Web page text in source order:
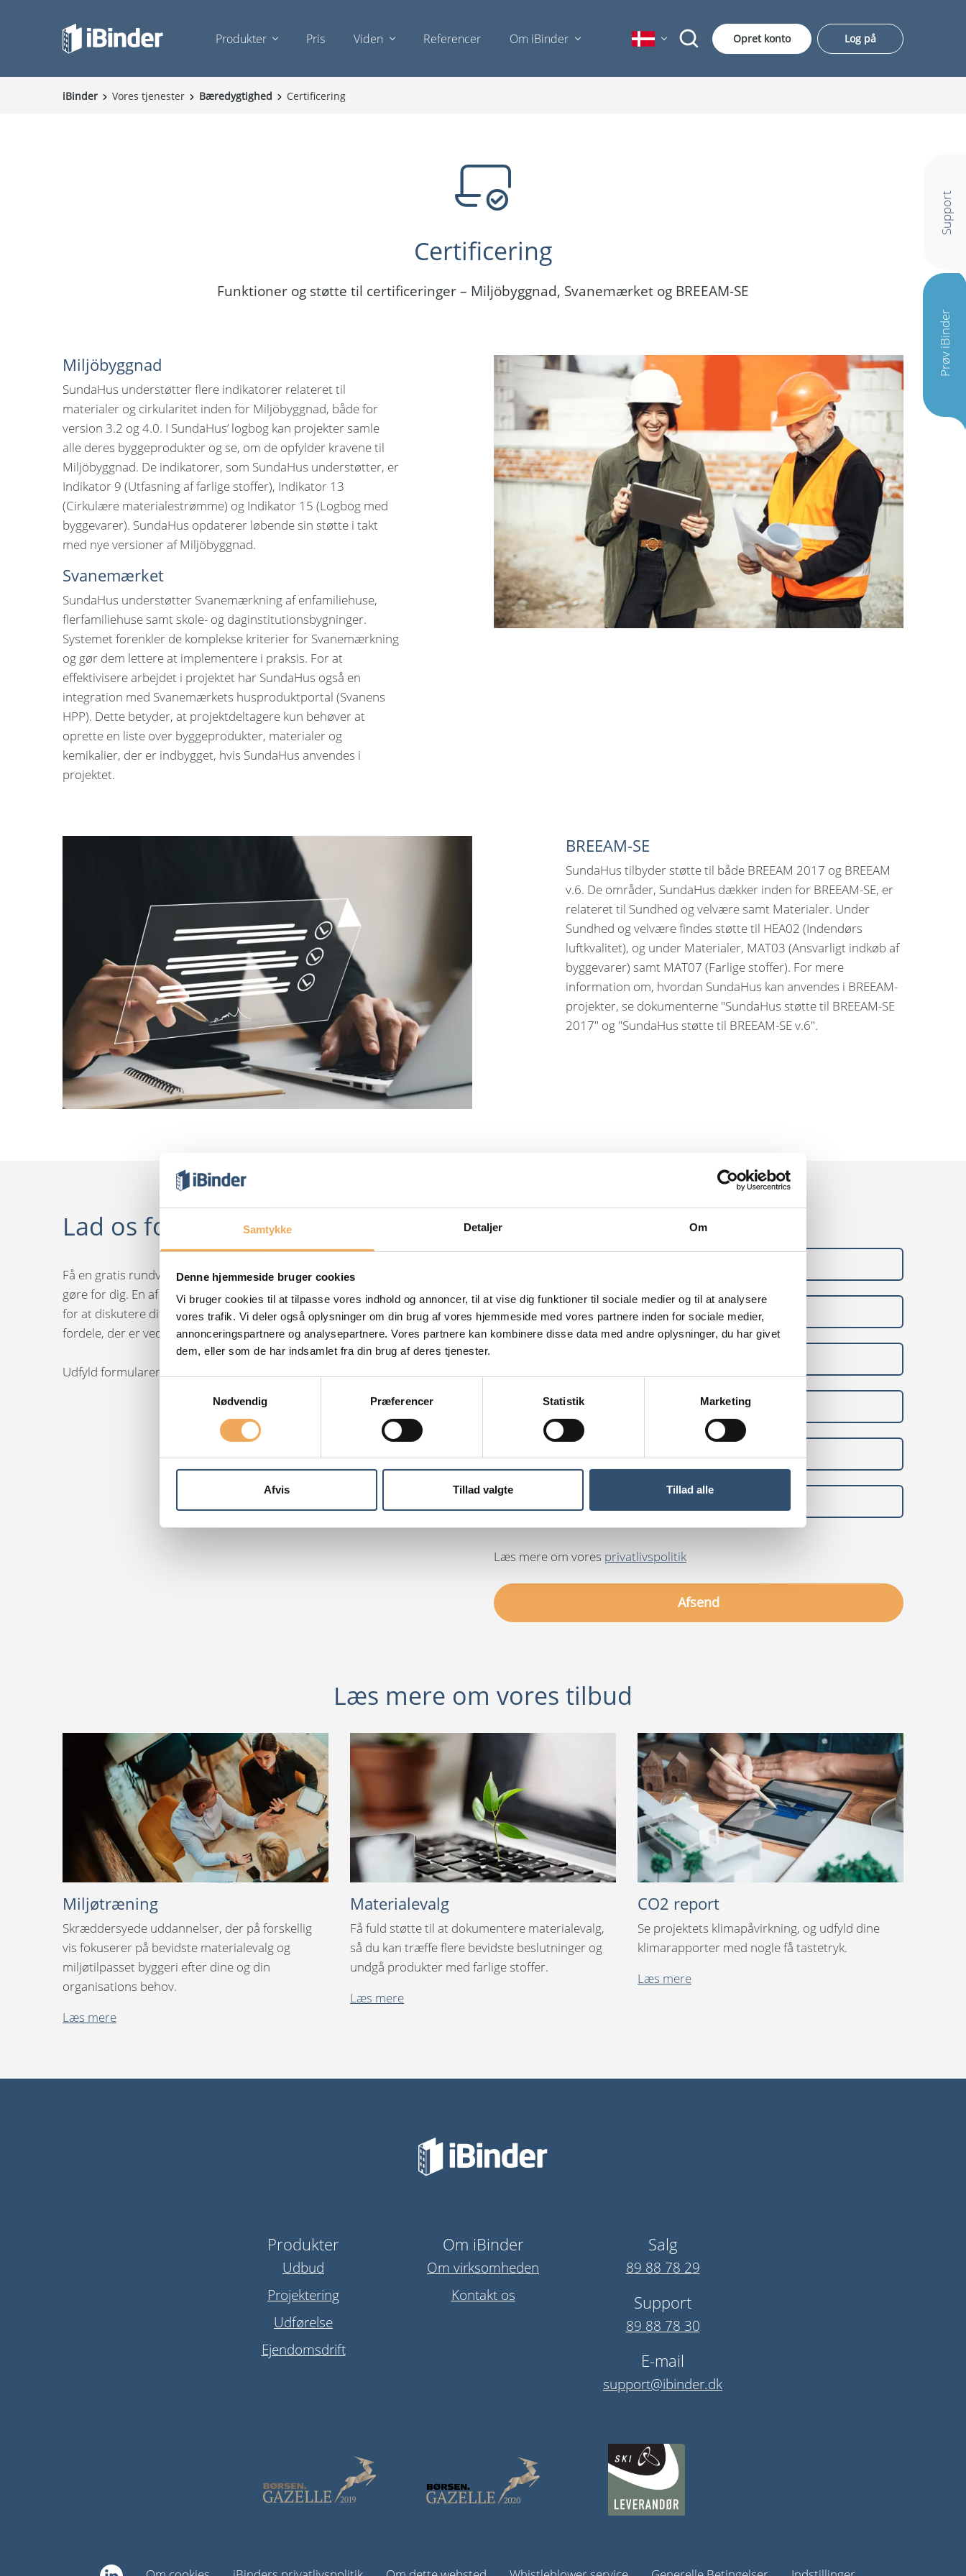
Samtykke Detaljer Om
Denne hjemmeside bruger cookies
Vi bruger cookies til at tilpasse vores indhold og annoncer, til at vise dig funktioner til sociale medier og til at analysere
vores trafik. Vi deler også oplysninger om din brug af vores hjemmeside med vores partnere inden for sociale medier,
annonceringspartnere og analysepartnere. Vores partnere kan kombinere disse data med andre oplysninger, du har givet
dem, eller som de har indsamlet fra din brug af deres tjenester.
Nødvendig
Præferencer Statistik Marketing
Afvis Tillad valgte Tillad alle
Produkter Pris Viden Referencer Om iBinder Opret konto Log på
iBinder Vores tjenester Bæredygtighed Certificering
Certificering
Funktioner og støtte til certificeringer – Miljöbyggnad, Svanemærket og BREEAM-SE
Miljöbyggnad
SundaHus understøtter flere indikatorer relateret til
materialer og cirkularitet inden for Miljöbyggnad, både for
version 3.2 og 4.0. I SundaHus’ logbog kan projekter samle
alle deres byggeprodukter og se, om de opfylder kravene til
Miljöbyggnad. De indikatorer, som SundaHus understøtter, er
Indikator 9 (Utfasning af farlige stoffer), Indikator 13
(Cirkulære materialestrømme) og Indikator 15 (Logbog med
byggevarer). SundaHus opdaterer løbende sin støtte i takt
med nye versioner af Miljöbyggnad.
Svanemærket
SundaHus understøtter Svanemærkning af enfamiliehuse,
flerfamiliehuse samt skole- og daginstitutionsbygninger.
Systemet forenkler de komplekse kriterier for Svanemærkning
og gør dem lettere at implementere i praksis. For at
effektivisere arbejdet i projektet har SundaHus også en
integration med Svanemærkets husproduktportal (Svanens
HPP). Dette betyder, at projektdeltagere kun behøver at
oprette en liste over byggeprodukter, materialer og
kemikalier, der er indbygget, hvis SundaHus anvendes i
projektet.
BREEAM-SE
SundaHus tilbyder støtte til både BREEAM 2017 og BREEAM
v.6. De områder, SundaHus dækker inden for BREEAM-SE, er
relateret til Sundhed og velvære samt Materialer. Under
Sundhed og velvære findes støtte til HEA02 (Indendørs
luftkvalitet), og under Materialer, MAT03 (Ansvarligt indkøb af
byggevarer) samt MAT07 (Farlige stoffer). For mere
information om, hvordan SundaHus kan anvendes i BREEAM-
projekter, se dokumenterne "SundaHus støtte til BREEAM-SE
2017" og "SundaHus støtte til BREEAM-SE v.6".
Lad os fortælle dig mere!
Få en gratis rundvisning på vores platform, og se, hvad vi kan
gøre for dig. En af vores eksperter kontakter dig inden længe
for at diskutere dit behov og give dig en gennemgang af de
fordele, der er ved at bruge os.
Udfyld formularen, så kontakter vi dig inden længe!
Bliv kontaktet af en af vores specialister
Læs mere om vores privatlivspolitik
Læs mere om vores tilbud
Miljøtræning
Skræddersyede uddannelser, der på forskellig
vis fokuserer på bevidste materialevalg og
miljøtilpasset byggeri efter dine og din
organisations behov.
Læs mere
Materialevalg
Få fuld støtte til at dokumentere materialevalg,
så du kan træffe flere bevidste beslutninger og
undgå produkter med farlige stoffer.
Læs mere
CO2 report
Se projektets klimapåvirkning, og udfyld dine
klimarapporter med nogle få tastetryk.
Læs mere
Support
Prøv iBinder
Produkter
Udbud
Projektering
Udførelse
Ejendomsdrift
Om iBinder
Om virksomheden
Kontakt os
Salg
89 88 78 29
Support
89 88 78 30
E-mail
support@ibinder.dk